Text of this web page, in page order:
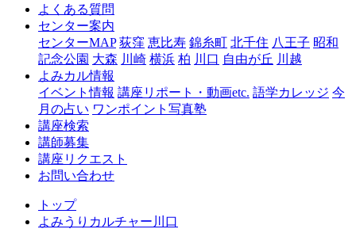
口
よくある質問
センター案内
センターMAP 荻窪 恵比寿 錦糸町 北千住 八王子 昭和
記念公園 大森 川崎 横浜 柏 川口 自由が丘 川越
よみカル情報
イベント情報 講座リポート・動画etc. 語学カレッジ 今
月の占い ワンポイント写真塾
講座検索
講師募集
講座リクエスト
お問い合わせ
トップ
よみうりカルチャー川口